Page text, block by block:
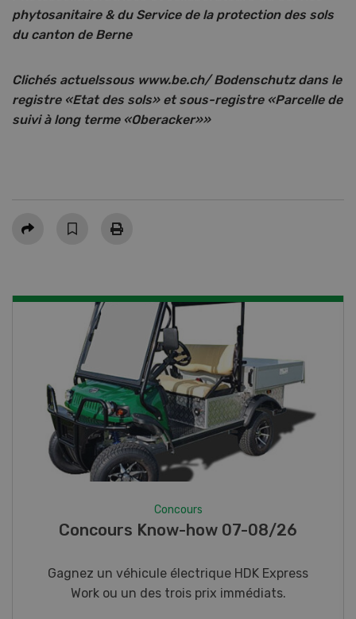
phytosanitaire & du Service de la protection des sols
du canton de Berne
Clichés actuelssous www.be.ch/ Bodenschutz dans le
registre «Etat des sols» et sous-registre «Parcelle de
suivi à long terme «Oberacker»»
Partager
Photo mystère 07-08/26
Gagnez l’un des cinq couteaux de poche LANDI